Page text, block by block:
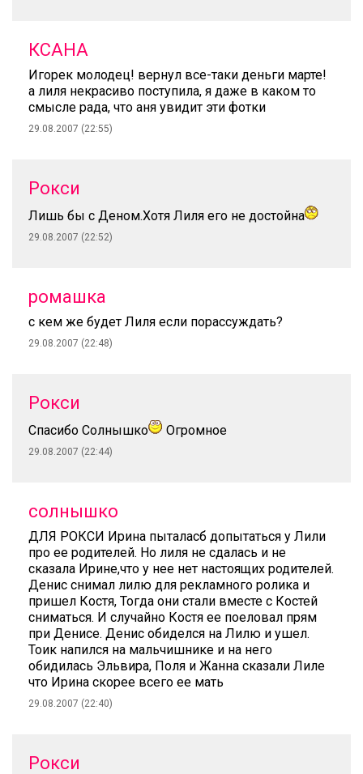
КСАНА
Игорек молодец! вернул все-таки деньги марте!
а лиля некрасиво поступила, я даже в каком то
смысле рада, что аня увидит эти фотки
29.08.2007 (22:55)
Рокси
Лишь бы с Деном.Хотя Лиля его не достойна
29.08.2007 (22:52)
ромашка
с кем же будет Лиля если порассуждать?
29.08.2007 (22:48)
Рокси
Спасибо Солнышко Огромное
29.08.2007 (22:44)
солнышко
ДЛЯ РОКСИ Ирина пыталасб допытаться у Лили
про ее родителей. Но лиля не сдалась и не
сказала Ирине,что у нее нет настоящих родителей.
Денис снимал лилю для рекламного ролика и
пришел Костя, Тогда они стали вместе с Костей
сниматься. И случайно Костя ее поеловал прям
при Денисе. Денис обиделся на Лилю и ушел.
Тоик напился на мальчишнике и на него
обидилась Эльвира, Поля и Жанна сказали Лиле
что Ирина скорее всего ее мать
29.08.2007 (22:40)
Рокси